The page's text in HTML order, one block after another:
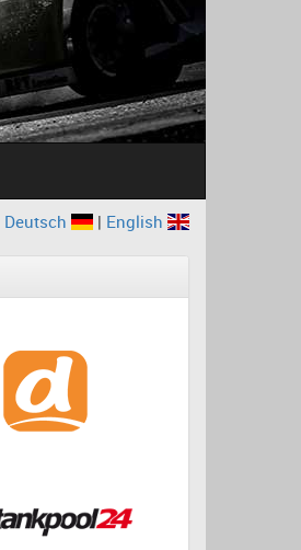
Deutsch | English